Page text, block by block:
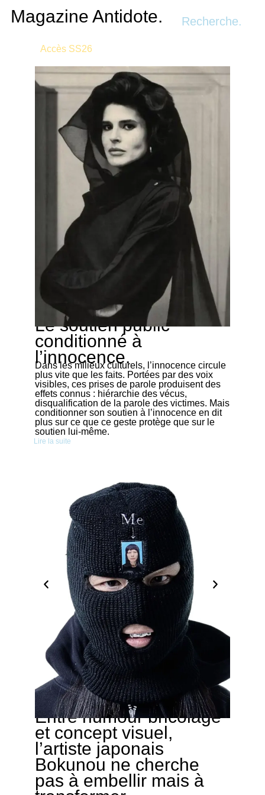
Recherche.
05/04/2026
Le soutien public
conditionné à
l’innocence.
Dans les milieux culturels, l’innocence circule
plus vite que les faits. Portées par des voix
visibles, ces prises de parole produisent des
effets connus : hiérarchie des vécus,
disqualification de la parole des victimes. Mais
conditionner son soutien à l’innocence en dit
plus sur ce que ce geste protège que sur le
soutien lui-même.
Lire la suite
04/04/2026
Entre humour bricolage
et concept visuel,
l’artiste japonais
Bokunou ne cherche
pas à embellir mais à